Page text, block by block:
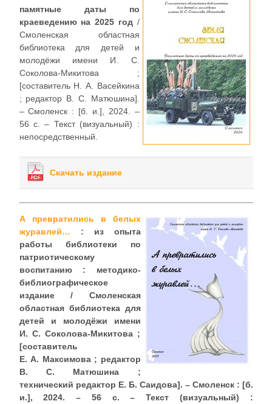
памятные даты по
краеведению на 2025 год/
Смоленская областная
библиотека для детей и
молодёжи имени И. С.
Соколова-Микитова ;
[составитель Н. А. Васейкина
; редактор В. С. Матюшина].
– Смоленск : [б. и.], 2024. –
56 с. – Текст (визуальный) :
непосредственный.
Скачать издание
А превратились в белых
журавлей… : из опыта
работы библиотеки по
патриотическому
воспитанию : методико-
библиографическое
издание / Смоленская
областная библиотека для
детей и молодёжи имени
И. С. Соколова-Микитова ;
[составитель
Е. А. Максимова ; редактор
В. С. Матюшина ;
технический редактор Е. Б. Саидова]. – Смоленск : [б.
и.], 2024. – 56 с. – Текст (визуальный) :